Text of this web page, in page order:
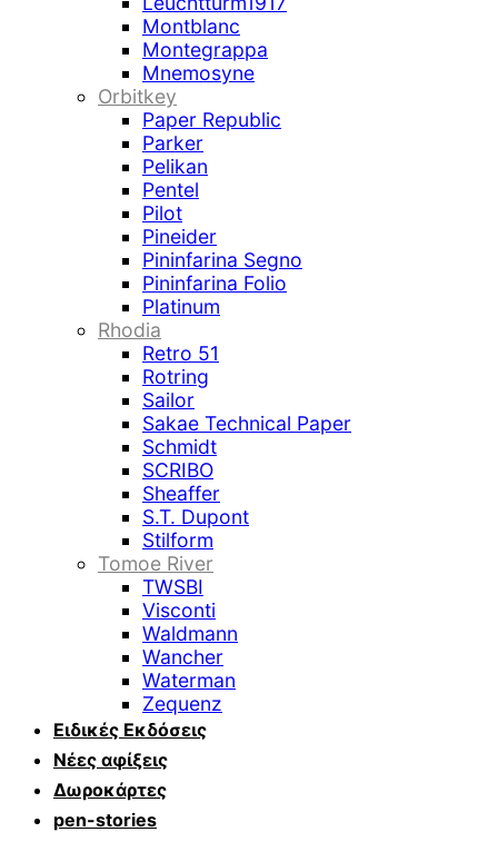
Montblanc
Montegrappa
Mnemosyne
Orbitkey
Paper Republic
Parker
Pelikan
Pentel
Pilot
Pineider
Pininfarina Segno
Pininfarina Folio
Platinum
Rhodia
Retro 51
Rotring
Sailor
Sakae Technical Paper
Schmidt
SCRIBO
Sheaffer
S.T. Dupont
Stilform
Tomoe River
TWSBI
Visconti
Waldmann
Wancher
Waterman
Zequenz
Ειδικές Εκδόσεις
Νέες αφίξεις
Δωροκάρτες
pen-stories